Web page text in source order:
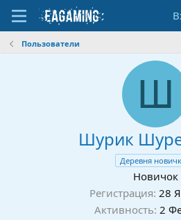
Пользователи
Ш
Шурик
Деревня
Новичок
Регистрация 28
Активность 2